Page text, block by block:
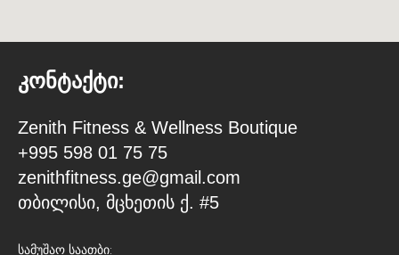
კონტაქტი:
Zenith Fitness & Wellness Boutique
+995 598 01 75 75
zenithfitness.ge@gmail.com
თბილისი, მცხეთის ქ. #5
სამუშაო საათბი: